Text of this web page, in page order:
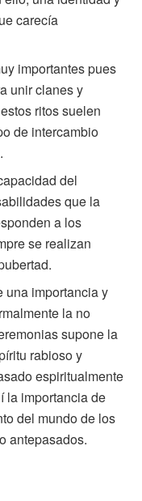
carecía
importantes pues
unir clanes y
ritos suelen
de intercambio
del
que la
a los
se realizan
una importancia y
la no
supone la
rabioso y
espiritualmente
la importancia de
del mundo de los
antepasados.